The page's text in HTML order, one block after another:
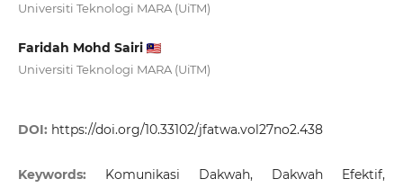
Universiti Teknologi MARA (UiTM)
Faridah Mohd Sairi
Universiti Teknologi MARA (UiTM)
DOI: https://doi.org/10.33102/jfatwa.vol27no2.438
Keywords: Komunikasi Dakwah, Dakwah Efektif,